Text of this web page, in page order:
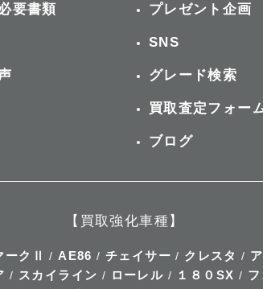
要書類 プレゼント企画
SNS
グレード検索
買取査定フォー
ブログ
【買取強化車種】
ークⅡ / AE86 / チェイサー / クレスタ /
/ スカイライン / ローレル / １８０SX /